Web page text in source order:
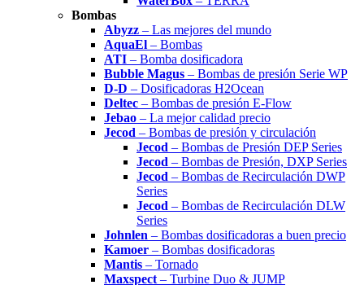
Bombas
Abyzz – Las mejores del mundo
AquaEl – Bombas
ATI – Bomba dosificadora
Bubble Magus – Bombas de presión Serie WP
D-D – Dosificadoras H2Ocean
Deltec – Bombas de presión E-Flow
Jebao – La mejor calidad precio
Jecod – Bombas de presión y circulación
Jecod – Bombas de Presión DEP Series
Jecod – Bombas de Presión, DXP Series
Jecod – Bombas de Recirculación DWP
Series
Jecod – Bombas de Recirculación DLW
Series
Johnlen – Bombas dosificadoras a buen precio
Kamoer – Bombas dosificadoras
Mantis – Tornado
Maxspect – Turbine Duo & JUMP